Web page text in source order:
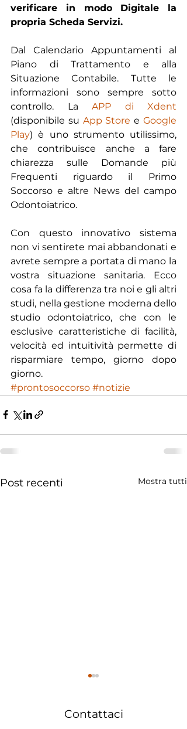
verificare in modo Digitale la
propria Scheda Servizi.
Dal Calendario Appuntamenti al
Piano di Trattamento e alla
Situazione Contabile. Tutte le
informazioni sono sempre sotto
controllo. La APP di Xdent
(disponibile su App Store e Google
Play) è uno strumento utilissimo,
che contribuisce anche a fare
chiarezza sulle Domande più
Frequenti riguardo il Primo
Soccorso e altre News del campo
Odontoiatrico.
Con questo innovativo sistema
non vi sentirete mai abbandonati e
avrete sempre a portata di mano la
vostra situazione sanitaria. Ecco
cosa fa la differenza tra noi e gli altri
studi, nella gestione moderna dello
studio odontoiatrico, che con le
esclusive caratteristiche di facilità,
velocità ed intuitività permette di
risparmiare tempo, giorno dopo
giorno.
#prontosoccorso #notizie
Post recenti Mostra tutti
Contattaci